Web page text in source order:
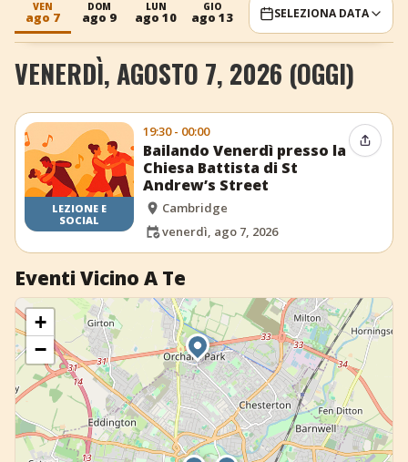
+ Aggiungi evento
VEN
ago 7
DOM
ago 9
LUN
ago 10
GIO
ago 13
VEN
ago 14 ago 16
LUN
ago 17
SELEZIONA DATA
VENERDÌ, AGOSTO 7, 2026 (OGGI)
LEZIONE E
SOCIAL
19:30 - 00:00
Bailando Venerdì presso la
Chiesa Battista di St
Andrew’s Street
Cambridge
venerdì, ago 7, 2026
Eventi Vicino A Te
+
−